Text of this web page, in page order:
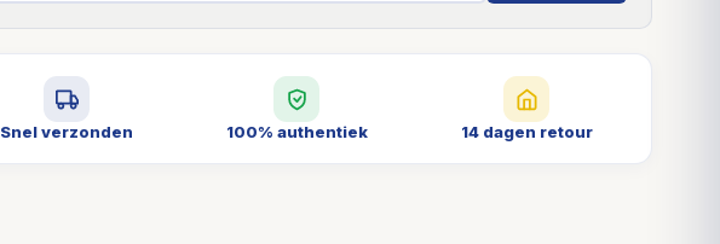
Snel verzonden 100% authentiek 14 dagen retour